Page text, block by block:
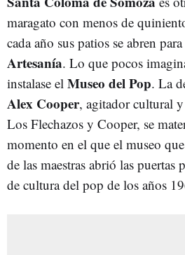
maragato con menos de
cada año sus patios se abren
Artesanía. Lo que pocos
instalase el Museo del Pop. La
Alex Cooper, agitador cultural
Los Flechazos y Cooper, se
momento en el que el museo
de las maestras abrió las puertas
de cultura del pop de los años